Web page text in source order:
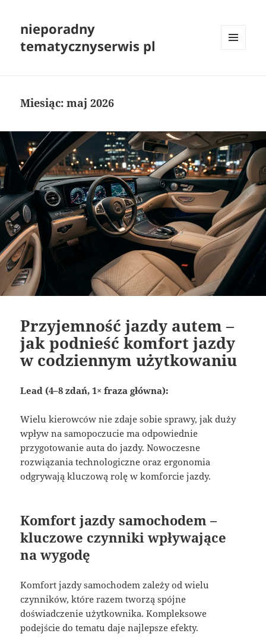
nieporadny
tematycznyserwis pl
Miesiąc:maj 2026
Przyjemność jazdy autem –
jak podnieść komfort jazdy
w codziennym użytkowaniu
Lead (4–8 zdań, 1× fraza główna):
Wielu kierowców nie zdaje sobie sprawy, jak duży
wpływ na samopoczucie ma odpowiednie
przygotowanie auta do jazdy. Nowoczesne
rozwiązania technologiczne oraz ergonomia
odgrywają kluczową rolę w komforcie jazdy.
Komfort jazdy samochodem –
kluczowe czynniki wpływające
na wygodę
Komfort jazdy samochodem zależy od wielu
czynników, które razem tworzą spójne
doświadczenie użytkownika. Kompleksowe
podejście do tematu daje najlepsze efekty.